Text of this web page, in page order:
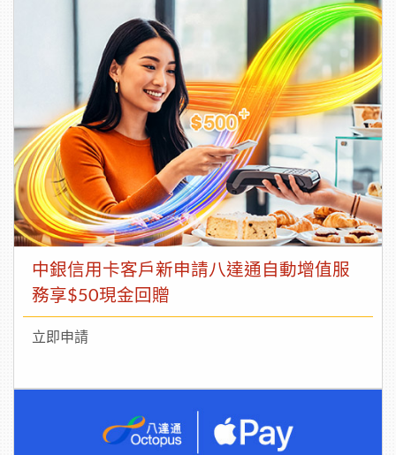
中銀信用卡客戶新申請八達通自動增值服
務享$50現金回贈
立即申請